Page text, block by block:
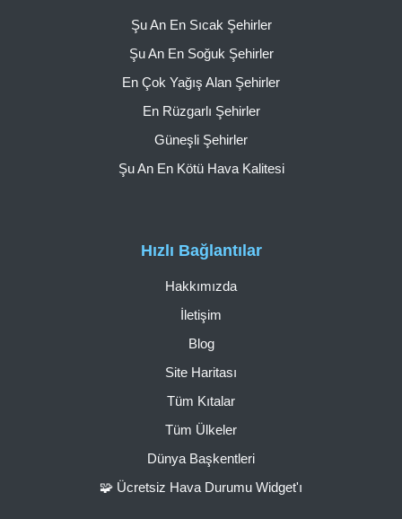
Hızlı Bağlantılar
Hakkımızda
İletişim
Blog
Site Haritası
Tüm Kıtalar
Tüm Ülkeler
Dünya Başkentleri
🧩 Ücretsiz Hava Durumu Widget'ı
Şu An En Sıcak Şehirler
Şu An En Soğuk Şehirler
En Çok Yağış Alan Şehirler
En Rüzgarlı Şehirler
Güneşli Şehirler
Şu An En Kötü Hava Kalitesi